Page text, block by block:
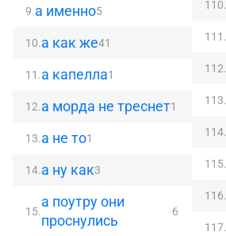
9.а именно5
10.а как же41
11.а капелла1
12.а морда не треснет1
13.а не то1
14.а ну как3
15.
а поутру они
проснулись
6
110.
111.
112.
113.
114.
115.
116.
117.